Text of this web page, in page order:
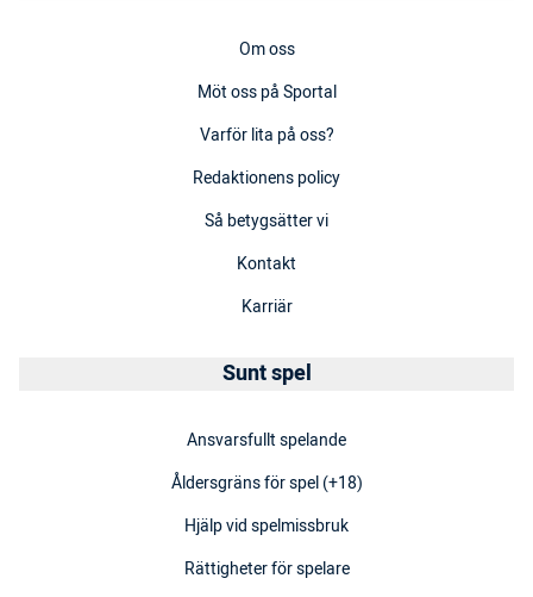
Om oss
Möt oss på Sportal
Varför lita på oss?
Redaktionens policy
Så betygsätter vi
Kontakt
Karriär
Sunt spel
Ansvarsfullt spelande
Åldersgräns för spel (+18)
Hjälp vid spelmissbruk
Rättigheter för spelare